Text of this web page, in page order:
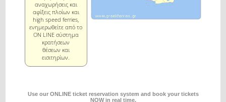
αναχωρήσεις και
αφίξεις πλοίων και
high speed ferries,
ενημερωθείτε από το
ON LINE σύστημα
κρατήσεων
θέσεων και
εισιτηρίων.
Use our ONLINE ticket reservation system and book your tickets
NOW in real time.